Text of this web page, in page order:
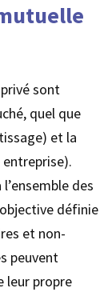
sont
quel que
et la
des
définie
et non-
peuvent
leur propre